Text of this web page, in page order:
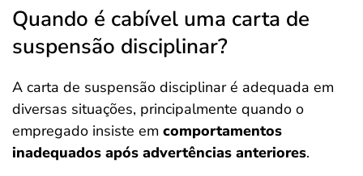
Quando é cabível uma carta de
suspensão disciplinar?
A carta de suspensão disciplinar é adequada em
diversas situações, principalmente quando o
empregado insiste em comportamentos
inadequados após advertências anteriores.